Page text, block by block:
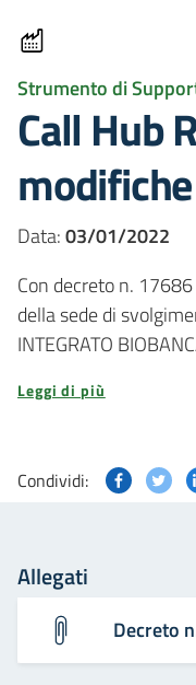
Strumento di
Call Hub
Data:03/01/2022
Con decreto n.
della sede di
INTEGRATO
Leggi di più
Condividi:
Allegati
Decreto